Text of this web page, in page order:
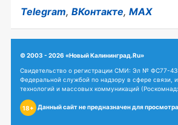
Telegram, ВКонтакте, MAX
© 2003 - 2026 «Новый Калининград.Ru»
Свидетельство о регистрации СМИ: Эл № ФС77-
Федеральной службой по надзору в сфере связи,
технологий и массовых коммуникаций
18+ Данный сайт не предназначен для